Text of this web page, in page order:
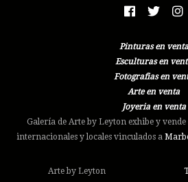
Pinturas en venta
Esculturas en
Fotografias en
Arte en venta
Joyeria en venta
Galería de Arte by Leyton exhibe y
internacionales y locales vinculados a
Arte by Leyton